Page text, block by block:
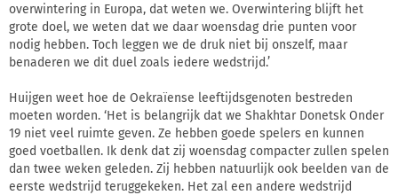
overwintering in Europa, dat weten we. Overwintering blijft het
grote doel, we weten dat we daar woensdag drie punten voor
nodig hebben. Toch leggen we de druk niet bij onszelf, maar
benaderen we dit duel zoals iedere wedstrijd.’
Huijgen weet hoe de Oekraïense leeftijdsgenoten bestreden
moeten worden. ‘Het is belangrijk dat we Shakhtar Donetsk Onder
19 niet veel ruimte geven. Ze hebben goede spelers en kunnen
goed voetballen. Ik denk dat zij woensdag compacter zullen spelen
dan twee weken geleden. Zij hebben natuurlijk ook beelden van de
eerste wedstrijd teruggekeken. Het zal een andere wedstrijd